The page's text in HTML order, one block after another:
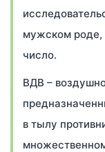
мужском роде,
число.
ВДВ –
в тылу